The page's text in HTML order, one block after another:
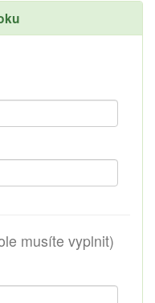
musíte vyplnit)